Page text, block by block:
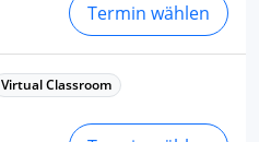
Termin wählen
Virtual Classroom